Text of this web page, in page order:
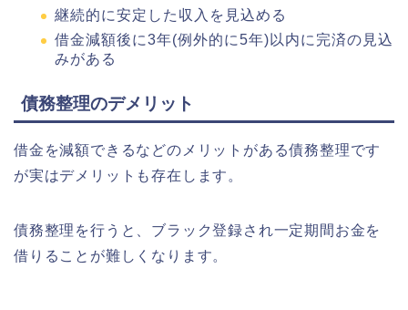
継続的に安定した収入を見込める
借金減額後に3年(例外的に5年)以内に完済の見込
みがある
債務整理のデメリット
借金を減額できるなどのメリットがある債務整理です
が実はデメリットも存在します。
債務整理を行うと、ブラック登録され一定期間お金を
借りることが難しくなります。